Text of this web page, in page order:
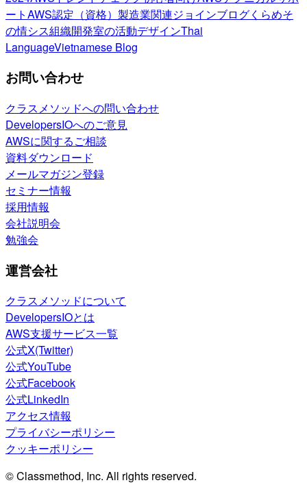
ートAWS認定（資格） 製造業関連ジョインブログくらめそ
の情シス組織開発室の活動デザインThai
LanguageVietnamese Blog
お問い合わせ
クラスメソッドへの問い合わせ
DevelopersIOへのご意見
AWSに関するご相談
資料ダウンロード
メールマガジン登録
セミナー情報
採用情報
会社説明会
勉強会
運営会社
クラスメソッドについて
DevelopersIOとは
AWS支援サービス一覧
公式X(Twitter)
公式YouTube
公式Facebook
公式LinkedIn
アクセス情報
プライバシーポリシー
クッキーポリシー
© Classmethod, Inc. All rights reserved.